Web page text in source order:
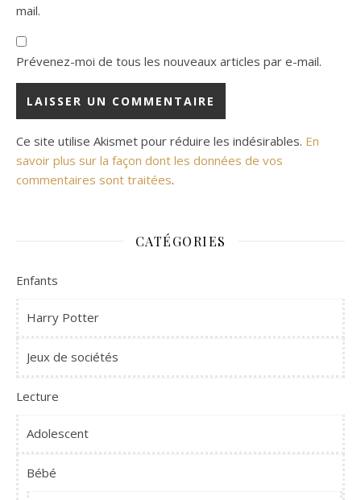
mail.
Prévenez-moi de tous les nouveaux articles par e-mail.
Ce site utilise Akismet pour réduire les indésirables. En
savoir plus sur la façon dont les données de vos
commentaires sont traitées.
CATÉGORIES
Enfants
Harry Potter
Jeux de sociétés
Lecture
Adolescent
Bébé